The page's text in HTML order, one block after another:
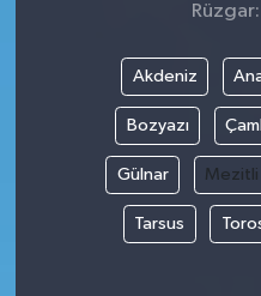
Akdeniz
Bozyazı
Gülnar Mezitli
Tarsus